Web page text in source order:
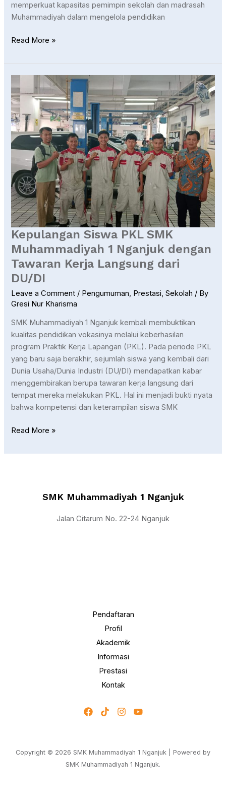
memperkuat kapasitas pemimpin sekolah dan madrasah
Muhammadiyah dalam mengelola pendidikan
Read More »
Kepulangan Siswa PKL SMK
Muhammadiyah 1 Nganjuk dengan
Tawaran Kerja Langsung dari
DU/DI
Leave a Comment / Pengumuman, Prestasi,Sekolah / By
Gresi Nur Kharisma
SMK Muhammadiyah 1 Nganjuk kembali membuktikan
kualitas pendidikan vokasinya melalui keberhasilan
program Praktik Kerja Lapangan (PKL). Pada periode PKL
yang baru saja berakhir, sejumlah siswa yang kembali dari
Dunia Usaha/Dunia Industri (DU/DI) mendapatkan kabar
menggembirakan berupa tawaran kerja langsung dari
tempat mereka melakukan PKL. Hal ini menjadi bukti nyata
bahwa kompetensi dan keterampilan siswa SMK
Kepulangan
Siswa
PKL
SMK
Muhammadiyah
1
Nganjuk
dengan
Tawaran
Kerja
Langsung
dari
DU/DI
Read More »
SMK Muhammadiyah 1 Nganjuk
Jalan Citarum No. 22-24 Nganjuk
Pendaftaran
Profil
Akademik
Informasi
Prestasi
Kontak
Copyright © 2026 SMK Muhammadiyah 1 Nganjuk | Powered by
SMK Muhammadiyah 1 Nganjuk.